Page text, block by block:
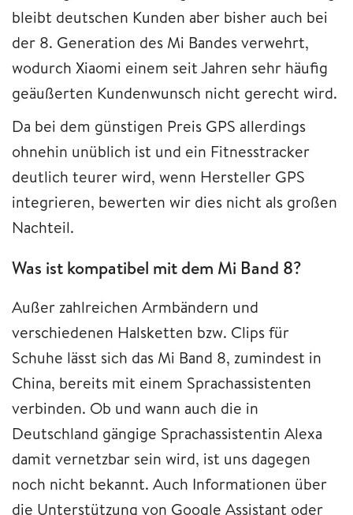
bleibt deutschen Kunden aber bisher auch bei
der 8. Generation des Mi Bandes verwehrt,
wodurch Xiaomi einem seit Jahren sehr häufig
geäußerten Kundenwunsch nicht gerecht wird.
Da bei dem günstigen Preis GPS allerdings
ohnehin unüblich ist und ein Fitnesstracker
deutlich teurer wird, wenn Hersteller GPS
integrieren, bewerten wir dies nicht als großen
Nachteil.
Was ist kompatibel mit dem Mi Band 8?
Außer zahlreichen Armbändern und
verschiedenen Halsketten bzw. Clips für
Schuhe lässt sich das Mi Band 8, zumindest in
China, bereits mit einem Sprachassistenten
verbinden. Ob und wann auch die in
Deutschland gängige Sprachassistentin Alexa
damit vernetzbar sein wird, ist uns dagegen
noch nicht bekannt. Auch Informationen über
die Unterstützung von Google Assistant oder